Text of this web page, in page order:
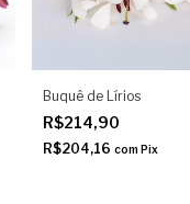
Buquê de Lírios
R$214,90
R$204,16 com Pix